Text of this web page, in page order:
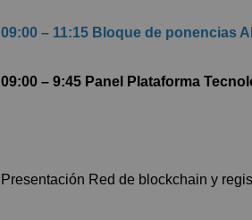
09:00 – 11:15 Bloque de ponencias
09:00 – 9:45 Panel Plataforma
Presentación Red de blockchain y